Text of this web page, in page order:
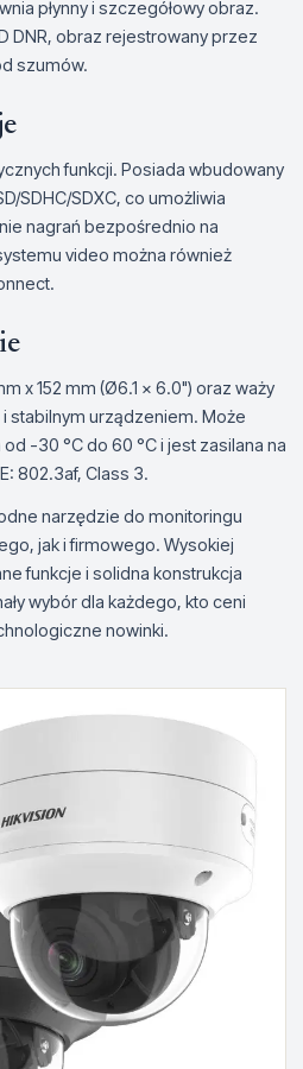
płynny i szczegółowy obraz.
DNR, obraz rejestrowany przez
szumów.
funkcji. Posiada wbudowany
SDHC/SDXC, co umożliwia
nagrań bezpośrednio na
video można również
x 152 mm (Ø6.1 x 6.0") oraz waży
stabilnym urządzeniem. Może
-30 °C do 60 °C i jest zasilana na
802.3af, Class 3.
narzędzie do monitoringu
jak i firmowego. Wysokiej
funkcje i solidna konstrukcja
wybór dla każdego, kto ceni
nowinki.